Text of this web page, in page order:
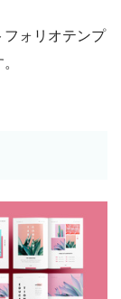
フォリオテンプ